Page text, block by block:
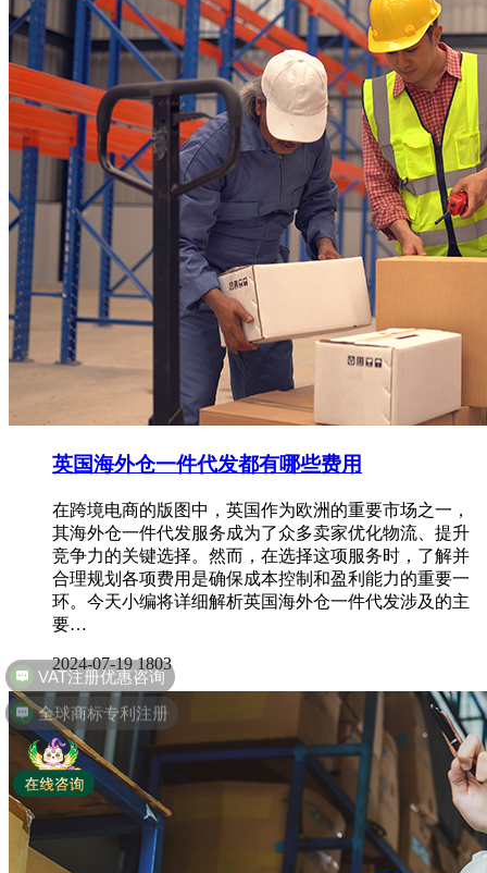
英国海外仓一件代发都有哪些费用
在跨境电商的版图中，英国作为欧洲的重要市场之一，
其海外仓一件代发服务成为了众多卖家优化物流、提升
竞争力的关键选择。然而，在选择这项服务时，了解并
合理规划各项费用是确保成本控制和盈利能力的重要一
环。今天小编将详细解析英国海外仓一件代发涉及的主
要…
2024-07-19 1803
全球商标专利注册